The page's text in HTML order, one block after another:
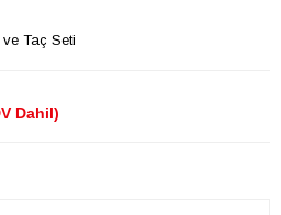
Taç Seti
Dahil)